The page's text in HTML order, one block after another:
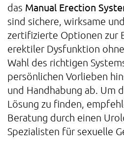
das Manual Erection
sind sichere, wirksame
zertifizierte Optionen zur
erektiler Dysfunktion
Wahl des richtigen
persönlichen Vorlieben
und Handhabung ab. Um
Lösung zu finden,
Beratung durch einen
Spezialisten für sexuelle